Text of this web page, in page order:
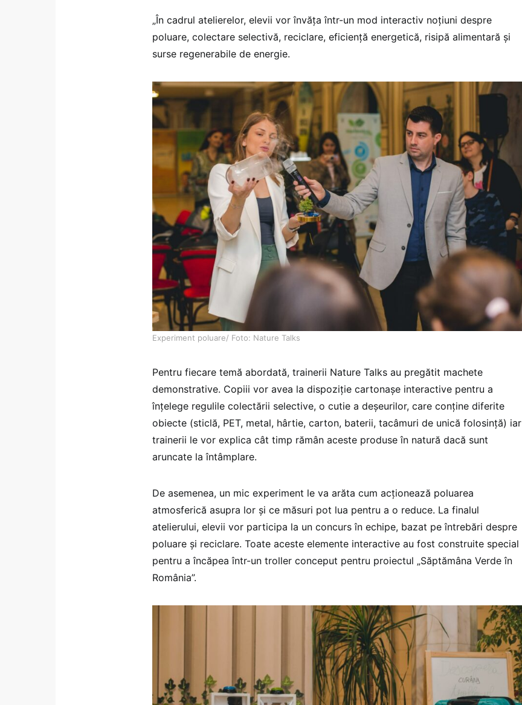
„În cadrul atelierelor, elevii vor învăța într-un mod interactiv noțiuni despre
poluare, colectare selectivă, reciclare, eficiență energetică, risipă alimentară și
surse regenerabile de energie.
Experiment poluare/ Foto: Nature Talks
Pentru fiecare temă abordată, trainerii Nature Talks au pregătit machete
demonstrative. Copiii vor avea la dispoziție cartonașe interactive pentru a
înțelege regulile colectării selective, o cutie a deșeurilor, care conține diferite
obiecte (sticlă, PET, metal, hârtie, carton, baterii, tacâmuri de unică folosință) iar
trainerii le vor explica cât timp rămân aceste produse în natură dacă sunt
aruncate la întâmplare.
De asemenea, un mic experiment le va arăta cum acționează poluarea
atmosferică asupra lor și ce măsuri pot lua pentru a o reduce. La finalul
atelierului, elevii vor participa la un concurs în echipe, bazat pe întrebări despre
poluare și reciclare. Toate aceste elemente interactive au fost construite special
pentru a încăpea într-un troller conceput pentru proiectul „Săptămâna Verde în
România”.